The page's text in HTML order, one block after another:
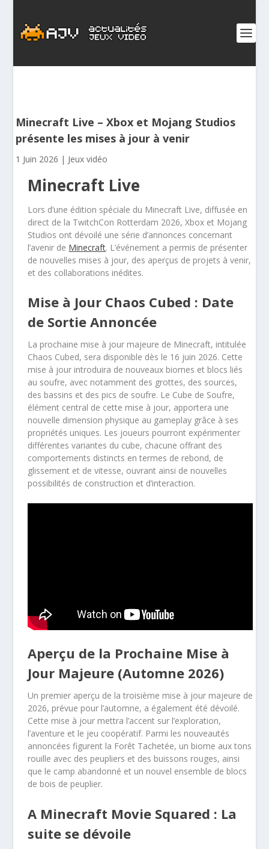
Minecraft Live – Xbox et Mojang Studios
présente les mises à jour à venir
1 Juin 2026 | Jeux vidéo
Minecraft Live
Lors d’une édition spéciale du Minecraft Live, diffusée en
direct de la TwitchCon Rotterdam 2026, Xbox et Mojang
Studios ont dévoilé une série d’annonces concernant
l’avenir de Minecraft. L’événement a permis de présenter
de nouvelles mises à jour, des aperçus de projets à venir,
et des collaborations inédites.
Mise à Jour Chaos Cubed : Date
de Sortie Annoncée
La prochaine mise à jour majeure de Minecraft, intitulée
Chaos Cubed, sera disponible dès le 16 juin 2026. Cette
mise à jour introduira de nouveaux biomes et blocs liés
au soufre, avec notamment des grottes, des sources,
des bassins et des pics de soufre. Le Cube de Soufre,
élément central de cette mise à jour, apportera une
nouvelle dimension physique au gameplay grâce à ses
propriétés uniques. Les joueurs pourront expérimenter
différentes variantes du cube, chacune offrant des
comportements distincts en termes de rebond, de
glissement et de vitesse, ouvrant ainsi de nouvelles
possibilités de construction et d’interaction.
Aperçu de la Prochaine Mise à
Jour Majeure (Automne 2026)
Un premier aperçu de la troisième mise à jour majeure de
2026, prévue pour l’automne, a également été dévoilé.
Cette mise à jour mettra l’accent sur l’exploration,
l’aventure et le jeu coopératif. Parmi les nouveautés
annoncées figurent la Forêt Tachetée, un biome aux tons
rouille avec des peupliers et des buissons rouges, ainsi
que le camp abandonné et un nouvel ensemble de blocs
de bois de peuplier.
A Minecraft Movie Squared : La
suite se dévoile